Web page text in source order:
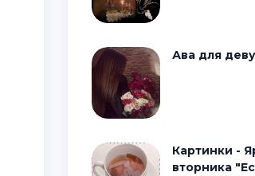
Ава для
Картинки - Яркие пожелание
вторника